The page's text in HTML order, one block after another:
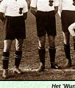
Het